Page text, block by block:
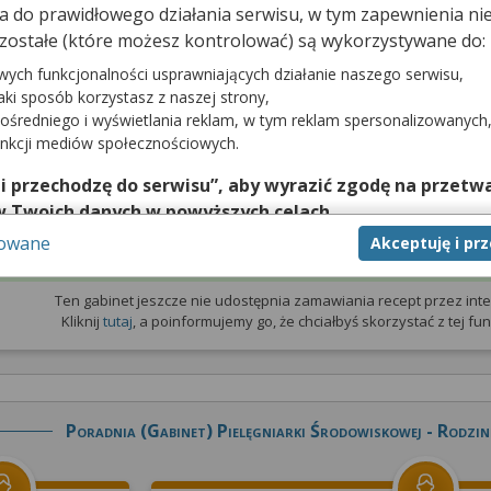
udostępnia
prywatnymi
Wizyta NFZ
Gabinet nie udostępnia terminarzaz
Ten gabinet jeszcze nie udostępnia zamawiania recept przez
Kliknijtutaj, a poinformujemy go, że chciałbyś skorzystać z tej
Poradnia (gabinet) Pielęgniarki Środowiskowej -
do prawidłowego działania serwisu, w tym zapewnienia
(które możesz kontrolować) są wykorzystywane do:
funkcjonalności usprawniających działanie naszego serwisu,
sposób korzystasz z naszej strony,
i wyświetlania reklam, w tym reklam spersonalizowanych,
mediów społecznościowych.
przechodzę do serwisu”, aby wyrazić zgodę na
danych w powyższych celach.
zgody jest dobrowolne, a wyrażoną zgodę możesz w
na przetwarzanie Twoich danych tylko w niektórych
lub chcesz przeprowadzić konfigurację szczegółową, to
zaawansowanych”.
Akceptuję i